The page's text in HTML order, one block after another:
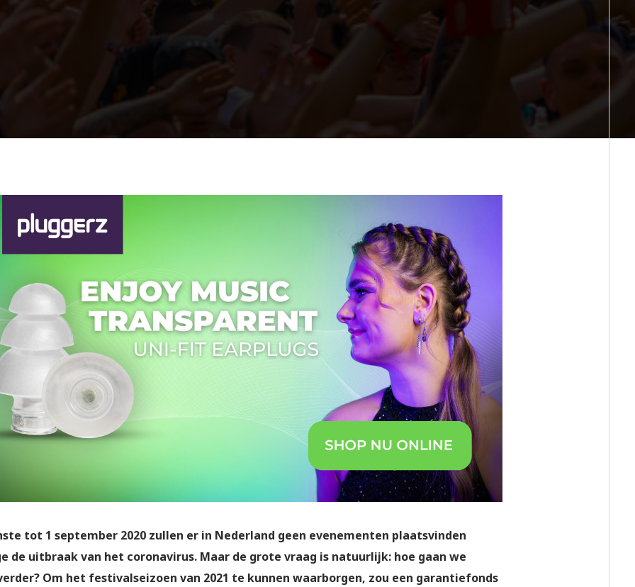
tot 1 september 2020 zullen er in Nederland geen evenementen plaatsvinden
de uitbraak van het coronavirus. Maar de grote vraag is natuurlijk: hoe gaan we
Om het festivalseizoen van 2021 te kunnen waarborgen, zou een garantiefonds